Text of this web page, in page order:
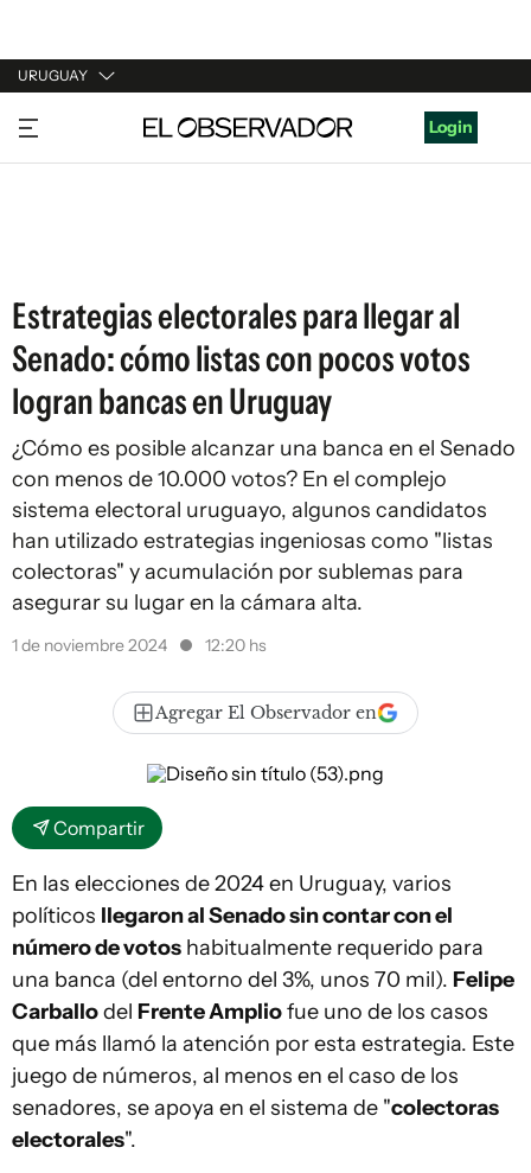
URUGUAY
URUGUAY
ARGENTINA
Login
Estrategias electorales para llegar al
Senado: cómo listas con pocos votos
logran bancas en Uruguay
¿Cómo es posible alcanzar una banca en el Senado
con menos de 10.000 votos? En el complejo
sistema electoral uruguayo, algunos candidatos
han utilizado estrategias ingeniosas como "listas
colectoras" y acumulación por sublemas para
asegurar su lugar en la cámara alta.
1 de noviembre 2024 12:20 hs
Agregar El Observador en
Compartir
En las elecciones de 2024 en Uruguay, varios
políticos llegaron al Senado sin contar con el
número de votos habitualmente requerido para
una banca (del entorno del 3%, unos 70 mil). Felipe
Carballodel Frente Ampliofue uno de los casos
que más llamó la atención por esta estrategia. Este
juego de números, al menos en el caso de los
senadores, se apoya en el sistema de "colectoras
electorales".